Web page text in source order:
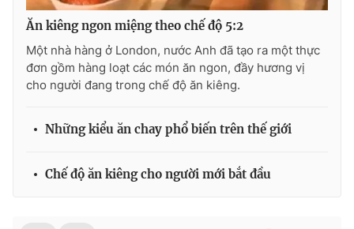
Giải sao mai
Chất lượng cuộc sống
Tuyển sinh
Học trực tuyến
Công nghệ
Hitech Công nghệ tương lai
Sản phẩm
Thị trường
Giao lưu trực tuyến
Lịch phát sóng
Chuyên mục khác
Ăn kiêng ngon miệng theo chế độ 5:2
Một nhà hàng ở London, nước Anh đã tạo ra một thực
đơn gồm hàng loạt các món ăn ngon, đầy hương vị
cho người đang trong chế độ ăn kiêng.
Những kiểu ăn chay phổ biến trên thế giới
Chế độ ăn kiêng cho người mới bắt đầu